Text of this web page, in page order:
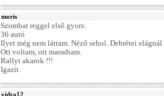
moris
Szombat reggel első gyors:
36 autó
Ilyet még nem láttam. Néző sehol. Debrétei
Ott voltam, ott maradtam.
Rallyt akarok !!!
Igazit.
vidra12